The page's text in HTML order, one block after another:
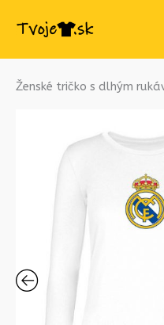
Ženské tričko s dlhým
množstvo
dlhým